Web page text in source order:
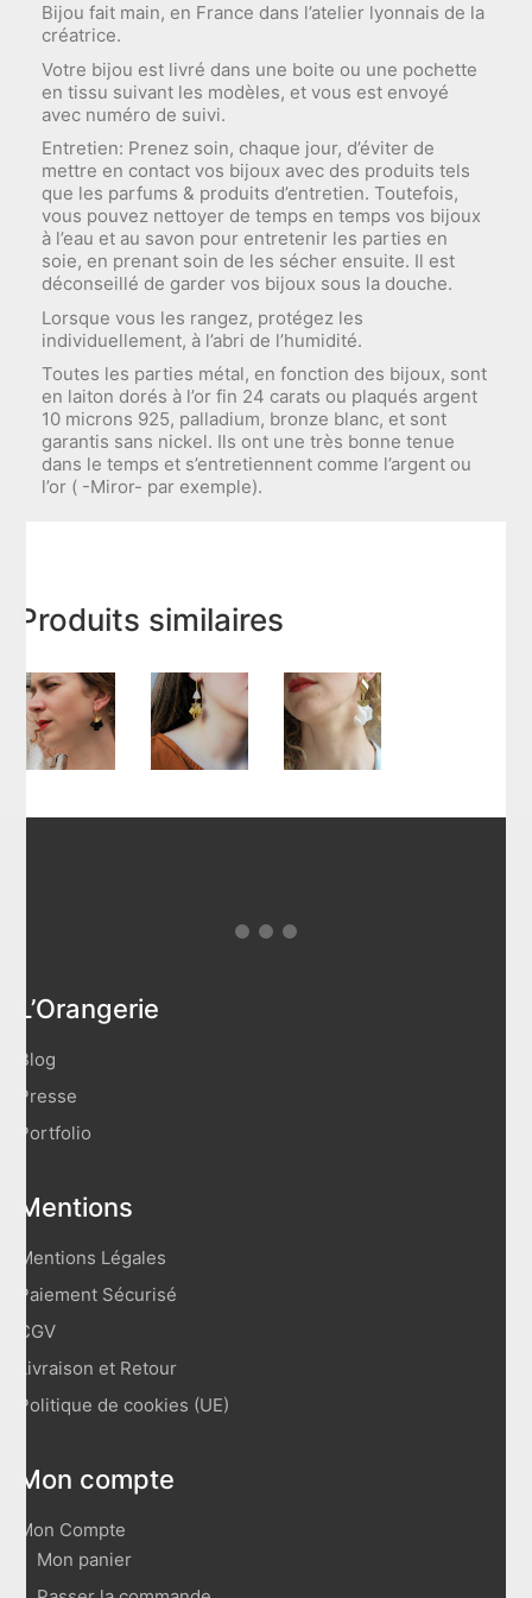
Bijou fait main, en France dans l’atelier lyonnais de la
créatrice.
Votre bijou est livré dans une boite ou une pochette
en tissu suivant les modèles, et vous est envoyé
avec numéro de suivi.
Entretien: Prenez soin, chaque jour, d’éviter de
mettre en contact vos bijoux avec des produits tels
que les parfums & produits d’entretien. Toutefois,
vous pouvez nettoyer de temps en temps vos bijoux
à l’eau et au savon pour entretenir les parties en
soie, en prenant soin de les sécher ensuite. Il est
déconseillé de garder vos bijoux sous la douche.
Lorsque vous les rangez, protégez les
individuellement, à l’abri de l’humidité.
Toutes les parties métal, en fonction des bijoux, sont
en laiton dorés à l’or fin 24 carats ou plaqués argent
10 microns 925, palladium, bronze blanc, et sont
garantis sans nickel. Ils ont une très bonne tenue
dans le temps et s’entretiennent comme l’argent ou
l’or ( -Miror- par exemple).
Produits similaires
L’Orangerie
Blog
Presse
Portfolio
Mentions
Mentions Légales
Paiement Sécurisé
CGV
Livraison et Retour
Politique de cookies (UE)
Mon compte
Mon Compte
Mon panier